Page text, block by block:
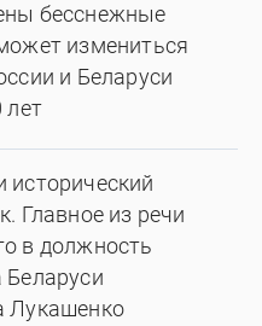
бесснежные
измениться
и Беларуси
лет
исторический
Главное из речи
в должность
Беларуси
Лукашенко